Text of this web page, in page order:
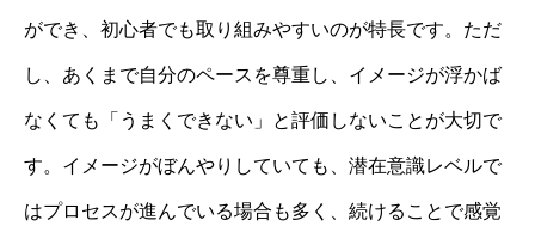
ができ、初心者でも取り組みやすいのが特長です。ただ
し、あくまで自分のペースを尊重し、イメージが浮かば
なくても「うまくできない」と評価しないことが大切で
す。イメージがぼんやりしていても、潜在意識レベルで
はプロセスが進んでいる場合も多く、続けることで感覚